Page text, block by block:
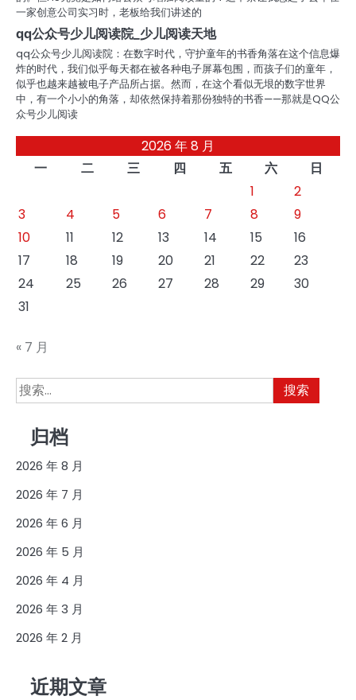
一家创意公司实习时，老板给我们讲述的
qq公众号少儿阅读院_少儿阅读天地
qq公众号少儿阅读院：在数字时代，守护童年的书香角落在这个信息爆
炸的时代，我们似乎每天都在被各种电子屏幕包围，而孩子们的童年，
似乎也越来越被电子产品所占据。然而，在这个看似无垠的数字世界
中，有一个小小的角落，却依然保持着那份独特的书香——那就是QQ公
众号少儿阅读
2026 年 8 月
一
二 三 四 五 六
日
1
2
3
4 5 6 7 8
9
10
11 12 13 14 15
16
17
18 19 20 21 22
23
24
25 26 27 28 29
30
31
« 7 月
搜
索：
归档
2026 年 8 月
2026 年 7 月
2026 年 6 月
2026 年 5 月
2026 年 4 月
2026 年 3 月
2026 年 2 月
近期文章